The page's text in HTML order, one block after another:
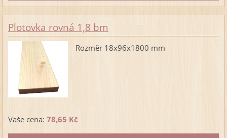
Plotovka rovná 1,8 bm
Rozměr 18x96x1800 mm
Vaše cena: 78,65 Kč